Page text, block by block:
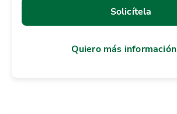
Solicítela
Quiero más información